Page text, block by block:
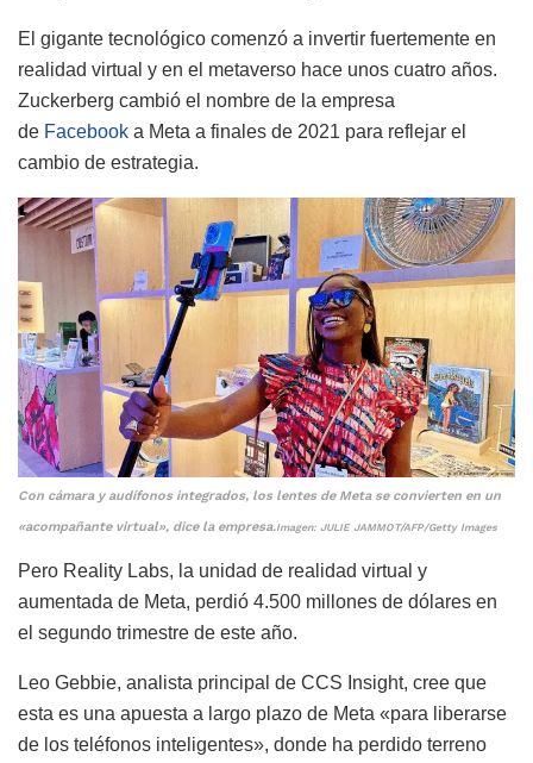
El gigante tecnológico comenzó a invertir fuertemente en
realidad virtual y en el metaverso hace unos cuatro años.
Zuckerberg cambió el nombre de la empresa
de Facebook a Meta a finales de 2021 para reflejar el
cambio de estrategia.
Con cámara y audífonos integrados, los lentes de Meta se convierten en un
«acompañante virtual», dice la empresa.Imagen: JULIE JAMMOT/AFP/Getty Images
Pero Reality Labs, la unidad de realidad virtual y
aumentada de Meta, perdió 4.500 millones de dólares en
el segundo trimestre de este año.
Leo Gebbie, analista principal de CCS Insight, cree que
esta es una apuesta a largo plazo de Meta «para liberarse
de los teléfonos inteligentes», donde ha perdido terreno